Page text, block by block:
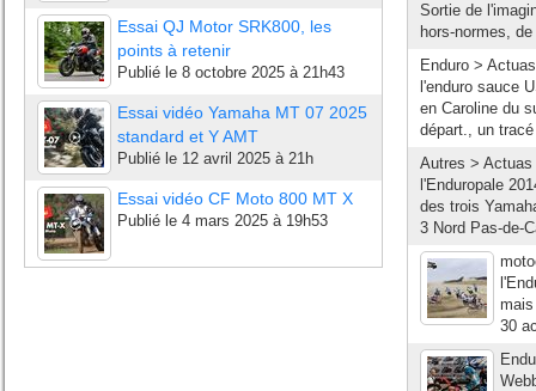
Essai QJ Motor SRK800, les
points à retenir
Publié le 8 octobre 2025 à 21h43
Essai vidéo Yamaha MT 07 2025
standard et Y AMT
Publié le 12 avril 2025 à 21h
Essai vidéo CF Moto 800 MT X
Publié le 4 mars 2025 à 19h53
Sortie de
hors-normes,
Enduro >
l'enduro sauce
en Caroline du
départ., un
Autres > Actuas
l'Enduropale
des trois
3 Nord Pas-de-
30